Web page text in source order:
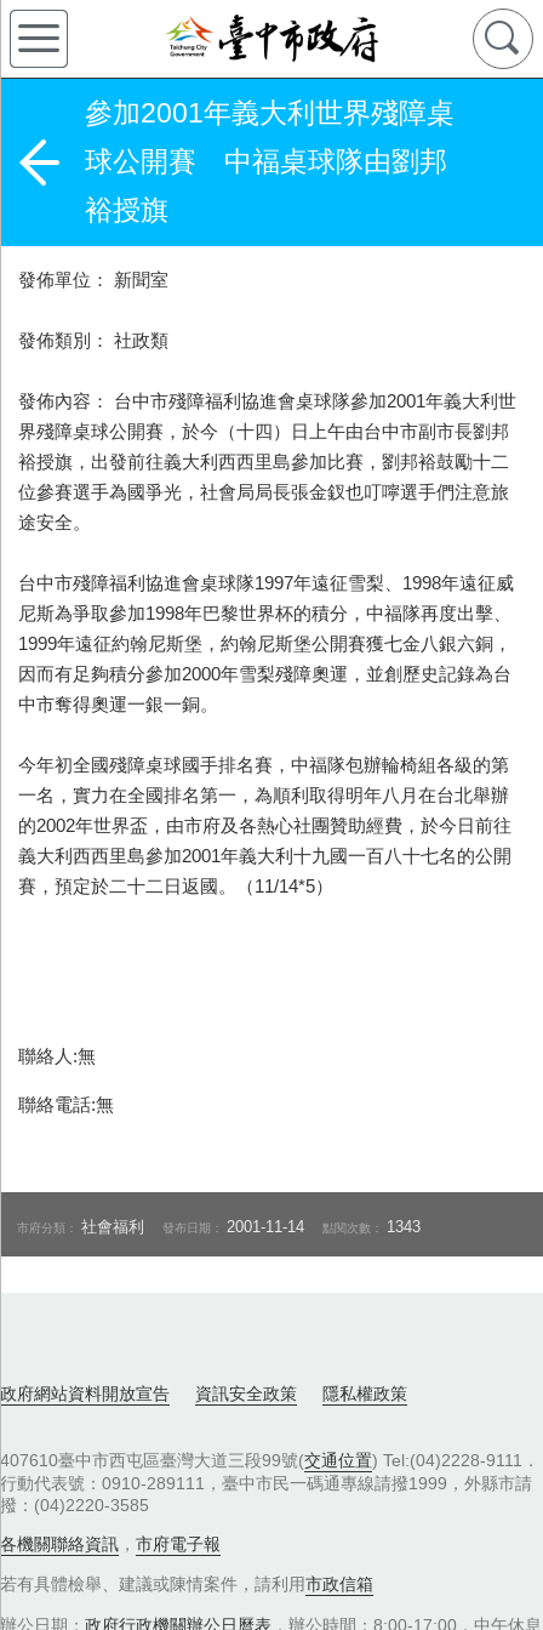
參加2001年義大利世界殘障桌
球公開賽 中福桌球隊由劉邦
裕授旗
發佈單位： 新聞室
發佈類別： 社政類
發佈內容： 台中市殘障福利協進會桌球隊參加2001年義大利世
界殘障桌球公開賽，於今（十四）日上午由台中市副市長劉邦
裕授旗，出發前往義大利西西里島參加比賽，劉邦裕鼓勵十二
位參賽選手為國爭光，社會局局長張金釵也叮嚀選手們注意旅
途安全。
台中市殘障福利協進會桌球隊1997年遠征雪梨、1998年遠征威
尼斯為爭取參加1998年巴黎世界杯的積分，中福隊再度出擊、
1999年遠征約翰尼斯堡，約翰尼斯堡公開賽獲七金八銀六銅，
因而有足夠積分參加2000年雪梨殘障奧運，並創歷史記錄為台
中市奪得奧運一銀一銅。
今年初全國殘障桌球國手排名賽，中福隊包辦輪椅組各級的第
一名，實力在全國排名第一，為順利取得明年八月在台北舉辦
的2002年世界盃，由市府及各熱心社團贊助經費，於今日前往
義大利西西里島參加2001年義大利十九國一百八十七名的公開
賽，預定於二十二日返國。（11/14*5）
聯絡人:無
聯絡電話:無
市府分類：社會福利 發布日期： 2001-11-14 點閱次數： 1343
政府網站資料開放宣告 資訊安全政策 隱私權政策
407610臺中市西屯區臺灣大道三段99號(交通位置) Tel:(04)2228-9111．
行動代表號：0910-289111，臺中市民一碼通專線請撥1999，外縣市請
撥：(04)2220-3585
各機關聯絡資訊 ， 市府電子報
若有具體檢舉、建議或陳情案件，請利用市政信箱
辦公日期： 政府行政機關辦公日曆表 ，辦公時間：8:00-17:00，中午休息